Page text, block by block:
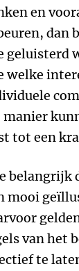
en
dan
geluisterd
welke
manier
tot een
belangrijk
mooi
van het
te